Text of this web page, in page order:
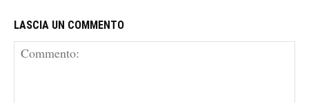
LASCIA UN COMMENTO